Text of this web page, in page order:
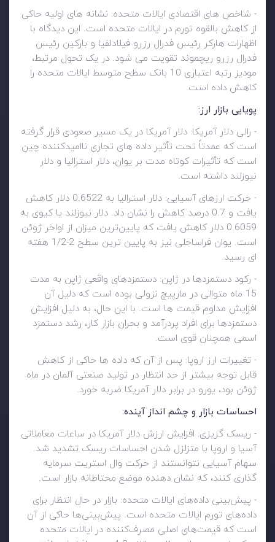
- شاخص های اقتصادی ایالات متحده: نشانه های اولیه حاکی
از کاهش بالقوه تورم در ایالات متحده است. این دیدگاه با
اظهارات هارکر رئیس فدرال رزرو فیلادلفیا و بارکین رئیس
فدرال رزرو ریچموند تقویت می شود. در یک تحول مرتبط،
مودیز رتبه اعتباری 10 بانک سطح متوسط ایالات متحده را
کاهش داده است.
پویایی بازار ارز:
- رالی دلار آمریکا: دلار آمریکا در یک مسیر صعودی قرار گرفته
است که عمدتاً تحت تأثیر داده های تجاری ناامیدکننده چین
است که تأثیرات کوتاه مدت بر یوان، دلار استرالیا و دلار
نیوزلند داشته است.
- حرکت ارزهای آسیایی: دلار استرالیا به 0.6522 دلار کاهش
یافت و 0.7 درصد کاهش را نشان داد. دلار نیوزلند یا کیوی به
0.6059 دلار کاهش یافت که پایین‌ترین میزان از اواخر ژوئن
است. یوان فراساحلی نیز به پایین ترین سطح 2-1/2 هفته
ای رسید.
- رکود دستمزدها در ژاپن: دستمزدهای واقعی ژاپن به مدت
15 ماه متوالی در مارپیچ نزولی بوده است که دلیل آن
افزایش مداوم قیمت ها است. با این حال، به دلیل افزایش
دستمزدها برای افراد پردرآمد و بحران بازار کار، رشد دستمزد
اسمی همچنان قوی است.
- تغییرات ارز اروپا: پس از آن که داده ها حاکی از کاهش
قابل توجه بیشتر از حد انتظار در تولید صنعتی آلمان در ماه
ژوئن بود، یورو در برابر دلار آمریکا ضربه خورد.
احساسات بازار و چشم انداز آینده:
- ریسک گریزی: افزایش ارزش دلار آمریکا در ساعات معاملاتی
آسیا و اروپا با متزلزل شدن احساسات ریسک تشدید شد.
سهام آسیایی نتوانستند از حرکت وال استریت سرمایه
گذاری کنند، که نشان دهنده موضع محتاطانه بازار است.
- پیش‌بینی داده‌های ایالات متحده: بازار در حال انتظار برای
داده‌های تورم ایالات متحده است. پیش‌بینی‌ها حاکی از آن
است که قیمت‌های اصلی مصرف‌کننده در ایالات متحده